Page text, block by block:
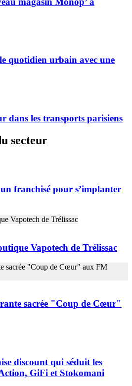
quotidien urbain avec une
dans les transports parisiens
secteur
franchisé pour s’implanter
Vapotech de Trélissac
sacrée "Coup de Cœur"
discount qui séduit les
GiFi et Stokomani